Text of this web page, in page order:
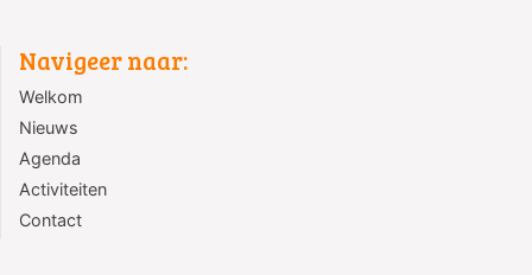
Navigeer naar:
Welkom
Nieuws
Agenda
Activiteiten
Contact